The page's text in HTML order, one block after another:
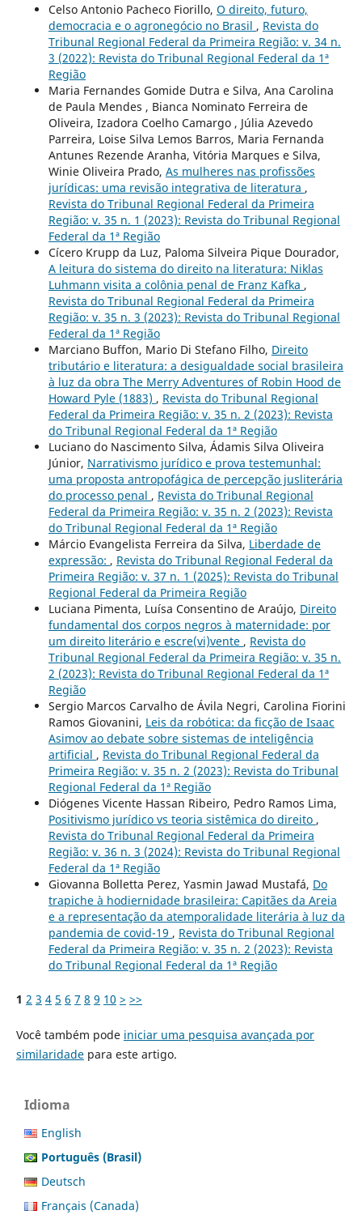
Celso Antonio Pacheco Fiorillo, O direito, futuro,
democracia e o agronegócio no Brasil , Revista do
Tribunal Regional Federal da Primeira Região: v. 34 n.
3 (2022): Revista do Tribunal Regional Federal da 1ª
Região
Maria Fernandes Gomide Dutra e Silva, Ana Carolina
de Paula Mendes , Bianca Nominato Ferreira de
Oliveira, Izadora Coelho Camargo , Júlia Azevedo
Parreira, Loise Silva Lemos Barros, Maria Fernanda
Antunes Rezende Aranha, Vitória Marques e Silva,
Winie Oliveira Prado, As mulheres nas profissões
jurídicas: uma revisão integrativa de literatura ,
Revista do Tribunal Regional Federal da Primeira
Região: v. 35 n. 1 (2023): Revista do Tribunal Regional
Federal da 1ª Região
Cícero Krupp da Luz, Paloma Silveira Pique Dourador,
A leitura do sistema do direito na literatura: Niklas
Luhmann visita a colônia penal de Franz Kafka ,
Revista do Tribunal Regional Federal da Primeira
Região: v. 35 n. 3 (2023): Revista do Tribunal Regional
Federal da 1ª Região
Marciano Buffon, Mario Di Stefano Filho, Direito
tributário e literatura: a desigualdade social brasileira
à luz da obra The Merry Adventures of Robin Hood de
Howard Pyle (1883) , Revista do Tribunal Regional
Federal da Primeira Região: v. 35 n. 2 (2023): Revista
do Tribunal Regional Federal da 1ª Região
Luciano do Nascimento Silva, Ádamis Silva Oliveira
Júnior, Narrativismo jurídico e prova testemunhal:
uma proposta antropofágica de percepção jusliterária
do processo penal , Revista do Tribunal Regional
Federal da Primeira Região: v. 35 n. 2 (2023): Revista
do Tribunal Regional Federal da 1ª Região
Márcio Evangelista Ferreira da Silva, Liberdade de
expressão: , Revista do Tribunal Regional Federal da
Primeira Região: v. 37 n. 1 (2025): Revista do Tribunal
Regional Federal da Primeira Região
Luciana Pimenta, Luísa Consentino de Araújo, Direito
fundamental dos corpos negros à maternidade: por
um direito literário e escre(vi)vente , Revista do
Tribunal Regional Federal da Primeira Região: v. 35 n.
2 (2023): Revista do Tribunal Regional Federal da 1ª
Região
Sergio Marcos Carvalho de Ávila Negri, Carolina Fiorini
Ramos Giovanini, Leis da robótica: da ficção de Isaac
Asimov ao debate sobre sistemas de inteligência
artificial , Revista do Tribunal Regional Federal da
Primeira Região: v. 35 n. 2 (2023): Revista do Tribunal
Regional Federal da 1ª Região
Diógenes Vicente Hassan Ribeiro, Pedro Ramos Lima,
Positivismo jurídico vs teoria sistêmica do direito ,
Revista do Tribunal Regional Federal da Primeira
Região: v. 36 n. 3 (2024): Revista do Tribunal Regional
Federal da 1ª Região
Giovanna Bolletta Perez, Yasmin Jawad Mustafá, Do
trapiche à hodiernidade brasileira: Capitães da Areia
e a representação da atemporalidade literária à luz da
pandemia de covid-19 , Revista do Tribunal Regional
Federal da Primeira Região: v. 35 n. 2 (2023): Revista
do Tribunal Regional Federal da 1ª Região
1 2 3 4 5 6 7 8 9 10 > >>
Você também pode iniciar uma pesquisa avançada por
similaridadepara este artigo.
Idioma
English
Português (Brasil)
Deutsch
Français (Canada)